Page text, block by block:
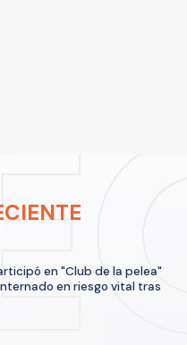
en "Club de la pelea"
en riesgo vital tras